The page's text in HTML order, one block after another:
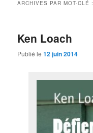
ARCHIVES PAR MOT-CLÉ :
Ken Loach
Publié le12 juin 2014